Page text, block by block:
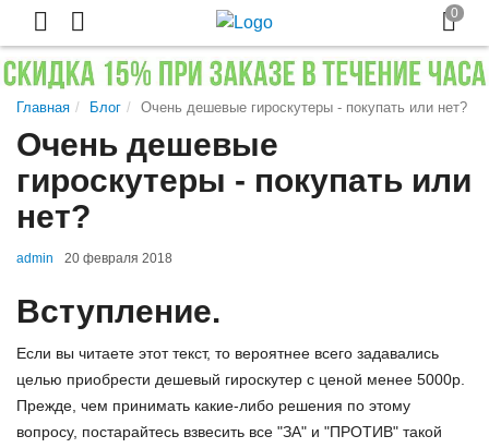
Главная Блог Очень дешевые гироскутеры - покупать или нет?
Очень дешевые
гироскутеры - покупать или
нет?
admin 20 февраля 2018
Вступление.
Если вы читаете этот текст, то вероятнее всего задавались
целью приобрести дешевый гироскутер с ценой менее 5000р.
Прежде, чем принимать какие-либо решения по этому
вопросу, постарайтесь взвесить все "ЗА" и "ПРОТИВ" такой